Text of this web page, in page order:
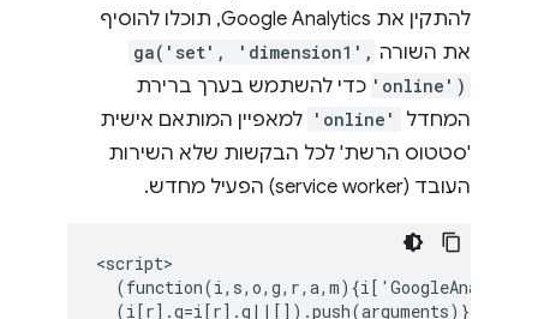
להתקין את Google Analytics, תוכלו להוסיף
את השורה ga('set', 'dimension1',
'online') כדי להשתמש בערך ברירת
המחדל
'online' למאפיין המותאם אישית
'סטטוס הרשת' לכל הבקשות שלא השירות
העובד (service worker) הפעיל מחדש.
<script>